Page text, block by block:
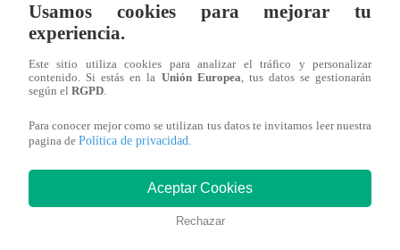
Redacción Latina
09 de octubre 2018
Usamos cookies para mejorar tu
experiencia.
Este sitio utiliza cookies para analizar el tráfico y personalizar
contenido. Si estás en la Unión Europea, tus datos se gestionarán
según el RGPD.
Para conocer mejor como se utilizan tus datos te invitamos leer nuestra
pagina de Política de privacidad.
Aceptar Cookies
Rechazar